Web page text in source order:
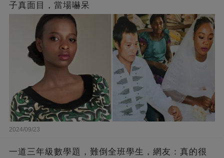
子真面目，當場嚇呆
2024/09/23
一道三年級數學題，難倒全班學生，網友：真的很